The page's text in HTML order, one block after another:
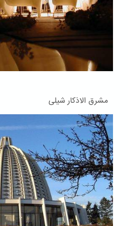
مشرق الاذکار شیلی